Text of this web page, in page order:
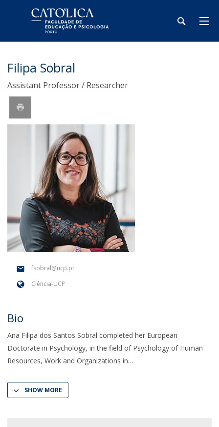
Filipa Sobral
Assistant Professor / Researcher
fsobral@ucp.pt
Ciência-UCP
Bio
Ana Filipa dos Santos Sobral completed her European
Doctorate in Psychology, in the field of Psychology of Human
Resources, Work and Organizations in
SHOW MORE